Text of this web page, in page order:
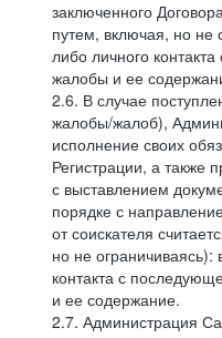
заключенного
путем, включая, но не
либо личного
жалобы и ее
2.6. В случае
жалобы/жалоб),
исполнение своих
Регистрации, а также
с выставлением
порядке с
от соискателя
но не
контакта с
и ее содержание.
2.7. Администрация